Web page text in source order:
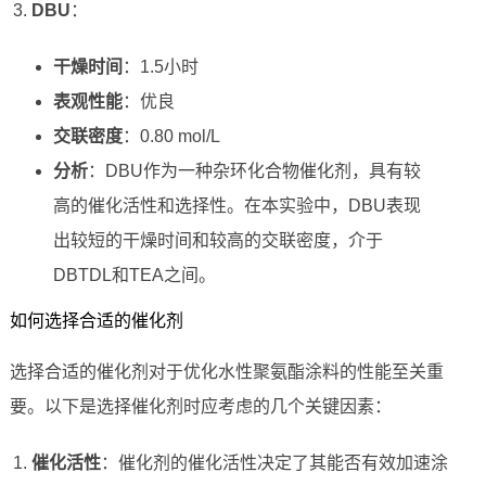
DBU ：
干燥时间 ：1.5小时
表观性能：优良
交联密度：0.80 mol/L
分析：DBU作为一种杂环化合物催化剂，具有较
高的催化活性和选择性。在本实验中，DBU表现
出较短的干燥时间和较高的交联密度，介于
DBTDL和TEA之间。
如何选择合适的催化剂
选择合适的催化剂对于优化水性聚氨酯涂料的性能至关重
要。以下是选择催化剂时应考虑的几个关键因素：
催化活性：催化剂的催化活性决定了其能否有效加速涂